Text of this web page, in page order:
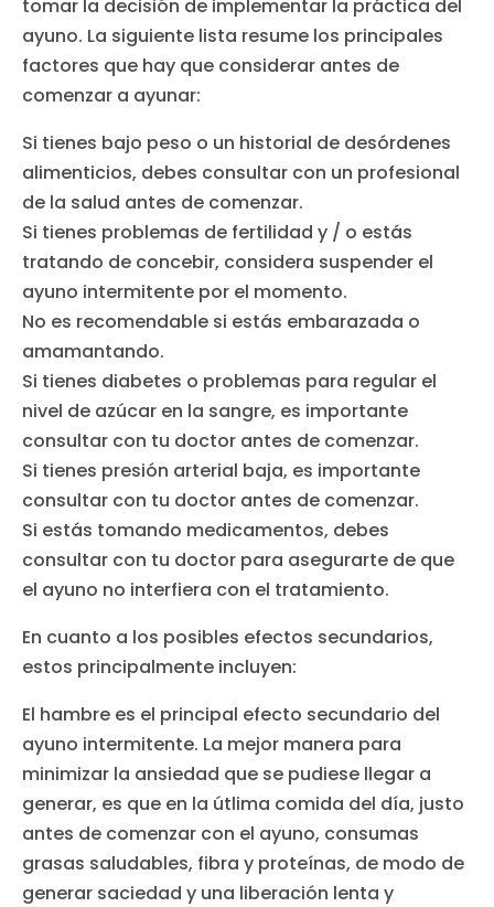
tomar la decisión de implementar la práctica del
ayuno. La siguiente lista resume los principales
factores que hay que considerar antes de
comenzar a ayunar:
Si tienes bajo peso o un historial de desórdenes
alimenticios, debes consultar con un profesional
de la salud antes de comenzar.
Si tienes problemas de fertilidad y / o estás
tratando de concebir, considera suspender el
ayuno intermitente por el momento.
No es recomendable si estás embarazada o
amamantando.
Si tienes diabetes o problemas para regular el
nivel de azúcar en la sangre, es importante
consultar con tu doctor antes de comenzar.
Si tienes presión arterial baja, es importante
consultar con tu doctor antes de comenzar.
Si estás tomando medicamentos, debes
consultar con tu doctor para asegurarte de que
el ayuno no interfiera con el tratamiento.
En cuanto a los posibles efectos secundarios,
estos principalmente incluyen:
El hambre es el principal efecto secundario del
ayuno intermitente. La mejor manera para
minimizar la ansiedad que se pudiese llegar a
generar, es que en la útlima comida del día, justo
antes de comenzar con el ayuno, consumas
grasas saludables, fibra y proteínas, de modo de
generar saciedad y una liberación lenta y